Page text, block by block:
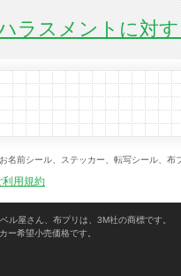
ラスメントに対
名前シール、ステッカー、転写シール、
利用規約
ル屋さん、布プリは、3M社の商標です。
ー希望小売価格です。